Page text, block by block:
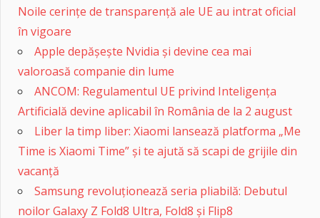
Noile cerințe de transparență ale UE au intrat oficial
în vigoare
Apple depășește Nvidia și devine cea mai
valoroasă companie din lume
ANCOM: Regulamentul UE privind Inteligența
Artificială devine aplicabil în România de la 2 august
Liber la timp liber: Xiaomi lansează platforma „Me
Time is Xiaomi Time” și te ajută să scapi de grijile din
vacanță
Samsung revoluționează seria pliabilă: Debutul
noilor Galaxy Z Fold8 Ultra, Fold8 și Flip8